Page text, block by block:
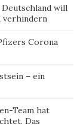
will
verhindern
Corona
– ein
Team hat
Das